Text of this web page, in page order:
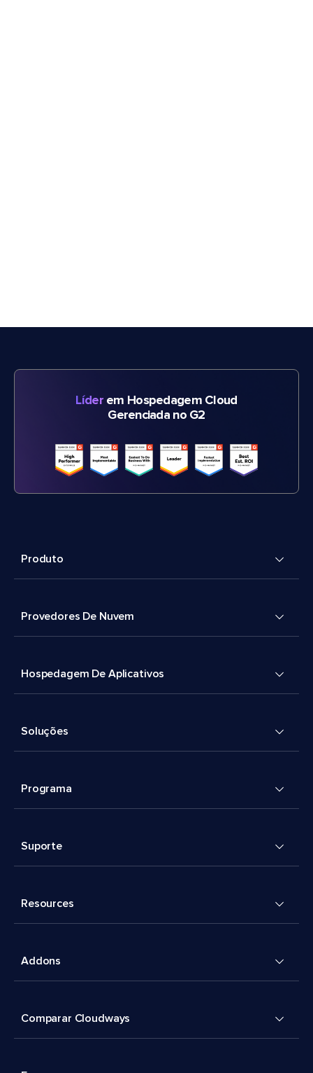
Líderem Hospedagem Cloud
Gerenciada no G2
Produto
Provedores De Nuvem
Hospedagem De Aplicativos
Soluções
Programa
Suporte
Resources
Addons
Comparar Cloudways